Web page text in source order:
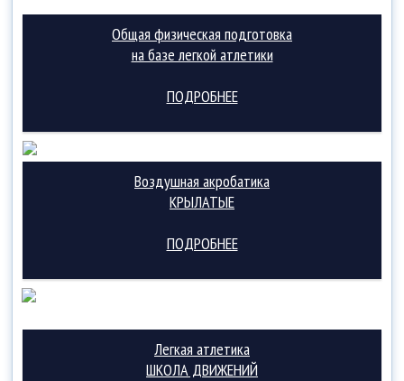
Общая физическая подготовка
на базе легкой атлетики
ПОДРОБНЕЕ
Воздушная акробатика
КРЫЛАТЫЕ
ПОДРОБНЕЕ
Легкая атлетика
ШКОЛА ДВИЖЕНИЙ